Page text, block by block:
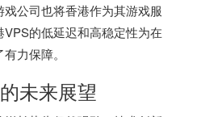
公司也将香港作为其游戏服
的低延迟和高稳定性为在
力保障。
未来展望